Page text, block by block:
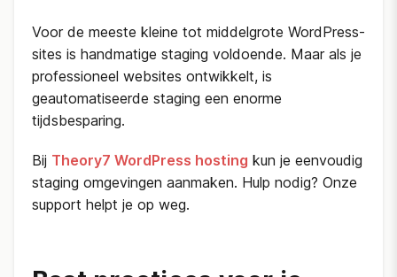
Voor de meeste kleine tot middelgrote WordPress-
sites is handmatige staging voldoende. Maar als je
professioneel websites ontwikkelt, is
geautomatiseerde staging een enorme
tijdsbesparing.
Bij Theory7 WordPress hosting kun je eenvoudig
staging omgevingen aanmaken. Hulp nodig? Onze
support helpt je op weg.